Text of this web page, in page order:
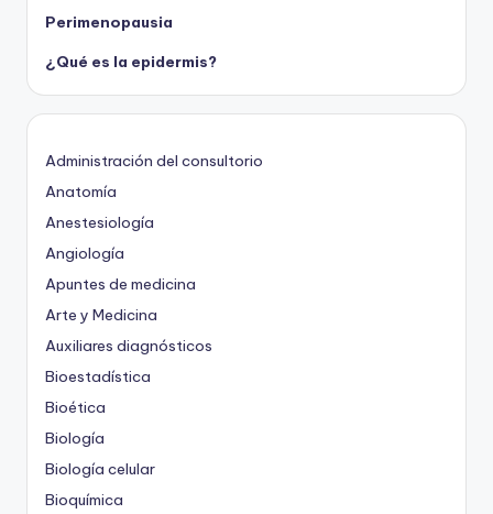
Perimenopausia
¿Qué es la epidermis?
Administración del consultorio
Anatomía
Anestesiología
Angiología
Apuntes de medicina
Arte y Medicina
Auxiliares diagnósticos
Bioestadística
Bioética
Biología
Biología celular
Bioquímica